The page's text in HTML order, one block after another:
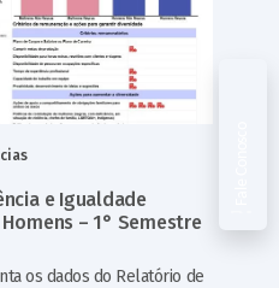
e Igualdade
– 1° Semestre
os dados do Relatório de